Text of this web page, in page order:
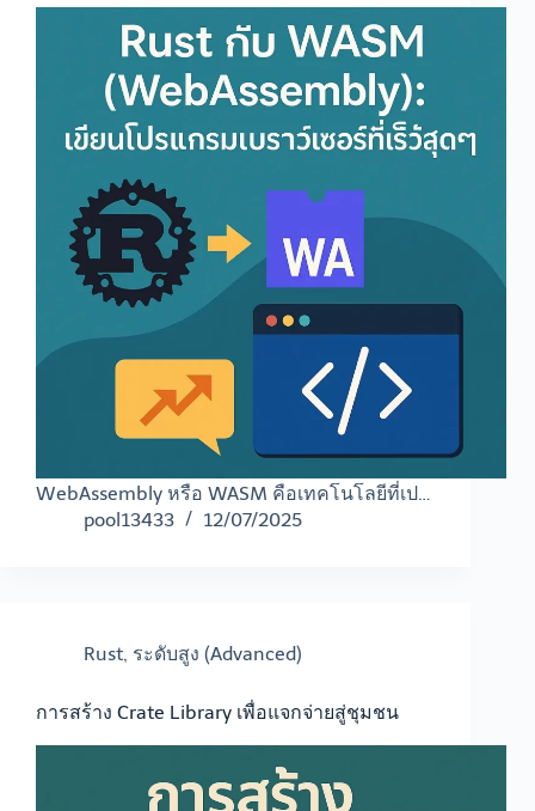
WebAssembly หรือ WASM คือเทคโนโลยีที่เป…
pool13433
12/07/2025
Rust, ระดับสูง (Advanced)
การสร้าง Crate Library เพื่อแจกจ่ายสู่ชุมชน